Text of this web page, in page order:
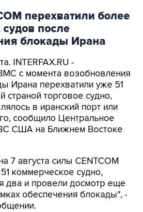
перехватили более
после
блокады Ирана
INTERFAX.RU -
с момента возобновления
Ирана перехватили уже 51
страной торговое судно,
в иранский порт или
сообщило Центральное
США на Ближнем Востоке
7 августа силы CENTCOM
коммерческое судно,
два и провели досмотр еще
обеспечения блокады", -